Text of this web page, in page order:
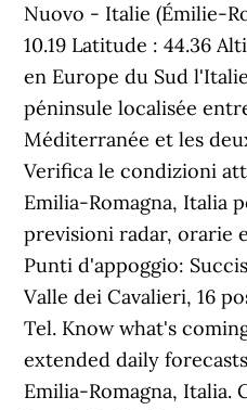
Nuovo - Italie (Émilie-
10.19 Latitude : 44.36
en Europe du Sud
péninsule localisée
Méditerranée et les
Verifica le condizioni
Emilia-Romagna, Italia
previsioni radar, orarie
Punti d'appoggio:
Valle dei Cavalieri, 16
Tel. Know what's
extended daily
Emilia-Romagna, Italia.